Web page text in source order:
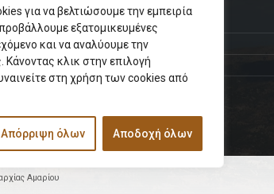
για να βελτιώσουμε την εμπειρία
εξατομικευμένες
και να αναλύουμε την
Κάνοντας κλικ στην επιλογή
στη χρήση των cookies από
Απόρριψη όλων Αποδοχή όλων
Αμαρίου
Ένωσης
από το 1966 μέχρι
των μελών του Δ.Σ
Σωματείων της
Τηλεφωνικό Κέντρο
Δήμαρχος
Φαξ
Αμαρίου